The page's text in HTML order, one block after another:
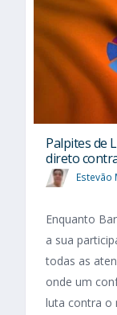
Palpites de
direto
Estevão
Enquanto
a sua
todas as
onde um
luta contra o